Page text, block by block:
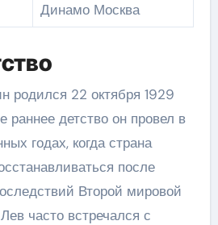
Динамо Москва
родился 22 октября 1929
раннее детство он провел в
годах, когда страна
после
Второй мировой
часто встречался с